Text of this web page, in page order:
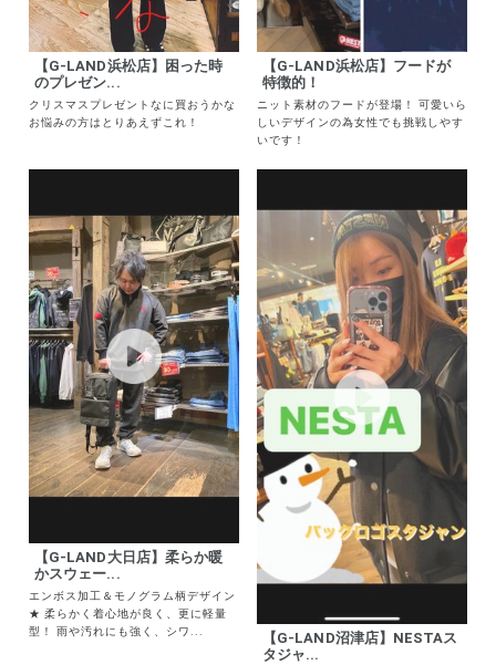
【G-LAND浜松店】困った時
のプレゼン...
クリスマスプレゼントなに買おうかな
お悩みの方はとりあえずこれ！
【G-LAND浜松店】フードが
特徴的！
ニット素材のフードが登場！ 可愛いら
しいデザインの為女性でも挑戦しやす
いです！
【G-LAND大日店】柔らか暖
かスウェー...
エンボス加工＆モノグラム柄デザイン
★ 柔らかく着心地が良く、更に軽量
型！ 雨や汚れにも強く、シワ...
【G-LAND沼津店】NESTAス
タジャ...